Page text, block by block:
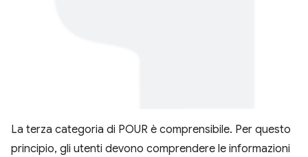
La terza categoria di POUR è comprensibile. Per questo
principio, gli utenti devono comprendere le informazioni